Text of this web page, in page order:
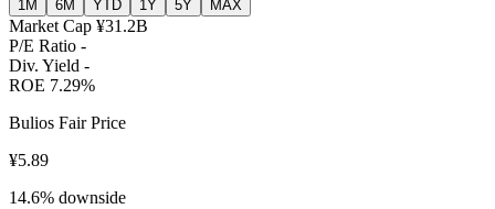
1M 6M YTD 1Y 5Y MAX
Market Cap ¥31.2B
P/E Ratio -
Div. Yield -
ROE 7.29%
Bulios Fair Price
¥5.89
14.6% downside